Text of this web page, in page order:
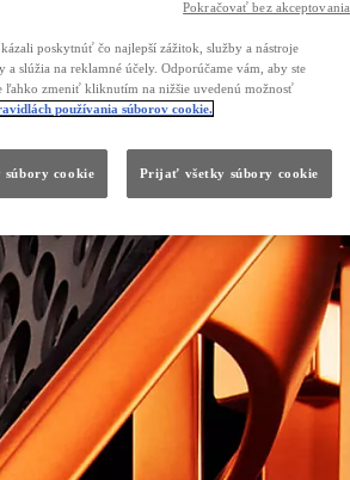
poskytnúť čo najlepší zážitok, služby a nástroje
slúžia na reklamné účely. Odporúčame vám, aby ste
ľahko zmeniť kliknutím na nižšie uvedenú možnosť
používania súborov cookie.
cookie Prijať všetky súbory cookie
Pokračovať bez akceptovania